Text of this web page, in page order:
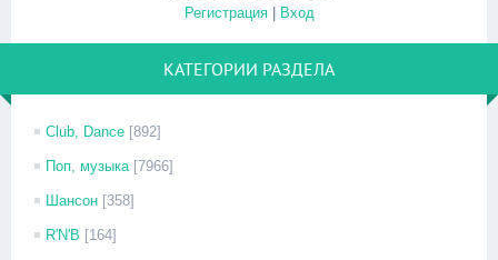
Регистрация| Вход
КАТЕГОРИИ РАЗДЕЛА
Club, Dance [892]
Поп, музыка [7966]
Шансон [358]
R'N'B [164]